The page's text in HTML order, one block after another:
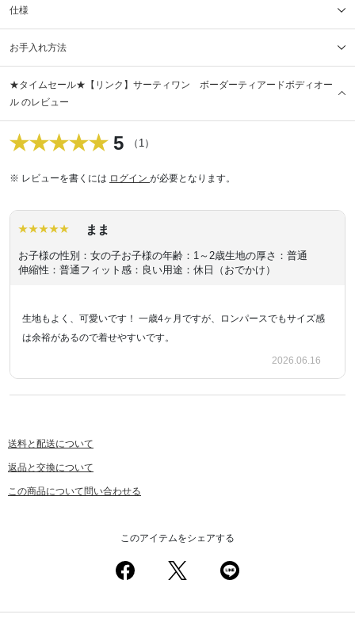
仕様
お手入れ方法
★タイムセール★【リンク】サーティワン ボーダーティアードボディオー
ル のレビュー
5 （1）
※ レビューを書くには ログイン が必要となります。
まま
お子様の性別：女の子お子様の年齢：1～2歳生地の厚さ：普通
伸縮性：普通フィット感：良い用途：休日（おでかけ）
生地もよく、可愛いです！ 一歳4ヶ月ですが、ロンパースでもサイズ感
は余裕があるので着せやすいです。
2026.06.16
送料と配送について
返品と交換について
この商品について問い合わせる
このアイテムをシェアする